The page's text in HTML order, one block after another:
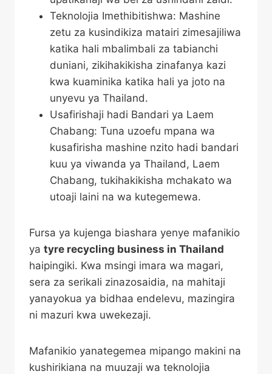
Teknolojia Imethibitishwa: Mashine
zetu za kusindikiza matairi zimesajiliwa
katika hali mbalimbali za tabianchi
duniani, zikihakikisha zinafanya kazi
kwa kuaminika katika hali ya joto na
unyevu ya Thailand.
Usafirishaji hadi Bandari ya Laem
Chabang: Tuna uzoefu mpana wa
kusafirisha mashine nzito hadi bandari
kuu ya viwanda ya Thailand, Laem
Chabang, tukihakikisha mchakato wa
utoaji laini na wa kutegemewa.
Fursa ya kujenga biashara yenye mafanikio
ya tyre recycling business in Thailand
haipingiki. Kwa msingi imara wa magari,
sera za serikali zinazosaidia, na mahitaji
yanayokua ya bidhaa endelevu, mazingira
ni mazuri kwa uwekezaji.
Mafanikio yanategemea mipango makini na
kushirikiana na muuzaji wa teknolojia